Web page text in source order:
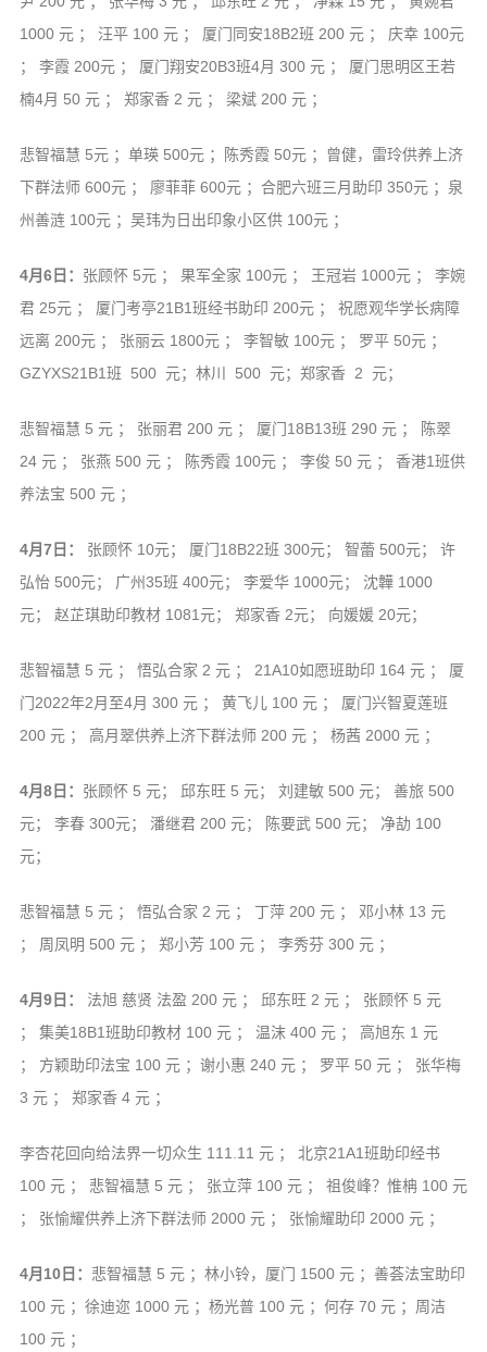
1000 元 ； 汪平 100 元 ； 厦门同安18B2班 200 元 ； 庆幸 100元
； 李霞 200元 ； 厦门翔安20B3班4月 300 元 ； 厦门思明区王若
楠4月 50 元 ； 郑家香 2 元 ； 梁斌 200 元 ；
悲智福慧 5元 ；单瑛 500元 ；陈秀霞 50元 ；曾健，雷玲供养上济
下群法师 600元 ； 廖菲菲 600元 ；合肥六班三月助印 350元 ；泉
州善涟 100元 ；吴玮为日出印象小区供 100元 ；
4月6日： 张顾怀 5元 ； 果军全家 100元 ； 王冠岩 1000元 ； 李婉
君 25元 ； 厦门考亭21B1班经书助印 200元 ； 祝愿观华学长病障
远离 200元 ； 张丽云 1800元 ； 李智敏 100元 ； 罗平 50元 ；
GZYXS21B1班 500 元；林川 500 元；郑家香 2 元；
悲智福慧 5 元 ； 张丽君 200 元 ； 厦门18B13班 290 元 ； 陈翠
24 元 ； 张燕 500 元 ； 陈秀霞 100元 ； 李俊 50 元 ； 香港1班供
养法宝 500 元 ；
4月7日：
张顾怀 10元； 厦门18B22班 300元； 智蕾 500元； 许
弘怡 500元； 广州35班 400元； 李爱华 1000元； 沈韡 1000
元； 赵芷琪助印教材 1081元； 郑家香 2元； 向媛媛 20元；
悲智福慧 5 元 ； 悟弘合家 2 元 ； 21A10如愿班助印 164 元 ； 厦
门2022年2月至4月 300 元 ； 黄飞儿 100 元 ； 厦门兴智夏莲班
200 元 ； 高月翠供养上济下群法师 200 元 ； 杨茜 2000 元 ；
4月8日： 张顾怀 5 元； 邱东旺 5 元； 刘建敏 500 元； 善旅 500
元； 李春 300元； 潘继君 200 元； 陈要武 500 元； 净劼 100
元；
悲智福慧 5 元 ； 悟弘合家 2 元 ； 丁萍 200 元 ； 邓小林 13 元
； 周凤明 500 元 ； 郑小芳 100 元 ； 李秀芬 300 元 ；
4月9日：
法旭 慈贤 法盈 200 元 ； 邱东旺 2 元 ； 张顾怀 5 元
； 集美18B1班助印教材 100 元 ； 温沫 400 元 ； 高旭东 1 元
； 方颖助印法宝 100 元 ；谢小惠 240 元 ； 罗平 50 元 ； 张华梅
3 元 ； 郑家香 4 元 ；
李杏花回向给法界一切众生 111.11 元 ； 北京21A1班助印经书
100 元 ； 悲智福慧 5 元 ； 张立萍 100 元 ； 祖俊峰？惟柟 100 元
； 张愉耀供养上济下群法师 2000 元 ； 张愉耀助印 2000 元 ；
4月10日： 悲智福慧 5 元 ；林小铃，厦门 1500 元 ；善荟法宝助印
100 元 ；徐迪迩 1000 元 ；杨光普 100 元 ；何存 70 元 ；周洁
100 元 ；